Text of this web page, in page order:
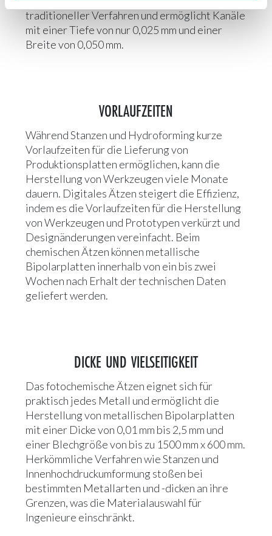
traditioneller Verfahren und ermöglicht Kanäle
mit einer Tiefe von nur 0,025 mm und einer
Breite von 0,050 mm.
VORLAUFZEITEN
Während Stanzen und Hydroforming kurze
Vorlaufzeiten für die Lieferung von
Produktionsplatten ermöglichen, kann die
Herstellung von Werkzeugen viele Monate
dauern. Digitales Ätzen steigert die Effizienz,
indem es die Vorlaufzeiten für die Herstellung
von Werkzeugen und Prototypen verkürzt und
Designänderungen vereinfacht. Beim
chemischen Ätzen können metallische
Bipolarplatten innerhalb von ein bis zwei
Wochen nach Erhalt der technischen Daten
geliefert werden.
DICKE UND VIELSEITIGKEIT
Das fotochemische Ätzen eignet sich für
praktisch jedes Metall und ermöglicht die
Herstellung von metallischen Bipolarplatten
mit einer Dicke von 0,01 mm bis 2,5 mm und
einer Blechgröße von bis zu 1500 mm x 600 mm.
Herkömmliche Verfahren wie Stanzen und
Innenhochdruckumformung stoßen bei
bestimmten Metallarten und -dicken an ihre
Grenzen, was die Materialauswahl für
Ingenieure einschränkt.